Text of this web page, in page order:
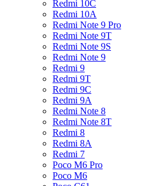
Redmi 10C
Redmi 10A
Redmi Note 9 Pro
Redmi Note 9T
Redmi Note 9S
Redmi Note 9
Redmi 9
Redmi 9T
Redmi 9C
Redmi 9A
Redmi Note 8
Redmi Note 8T
Redmi 8
Redmi 8A
Redmi 7
Poco M6 Pro
Poco M6